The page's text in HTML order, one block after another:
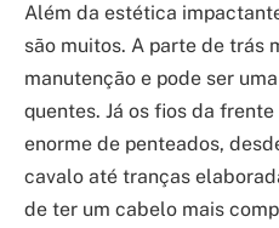
Além da estética
são muitos. A parte de trás
manutenção e pode ser
quentes. Já os fios da
enorme de penteados,
cavalo até tranças
de ter um cabelo mais